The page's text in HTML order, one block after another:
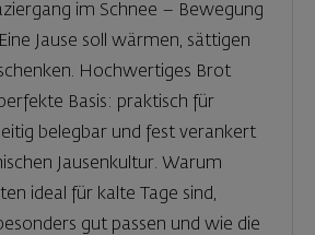
im Schnee – Bewegung
Jause soll wärmen, sättigen
Hochwertiges Brot
Basis: praktisch für
belegbar und fest verankert
Jausenkultur. Warum
ideal für kalte Tage sind,
gut passen und wie die